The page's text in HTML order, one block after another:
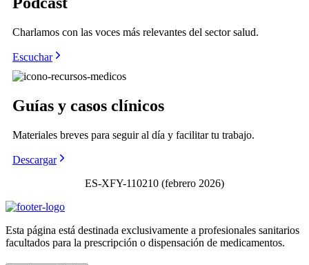
Charlamos con las voces más relevantes del sector salud.
Escuchar
Guías y casos clínicos
Materiales breves para seguir al día y facilitar tu trabajo.
Descargar
ES-XFY-110210 (febrero 2026)
Esta página está destinada exclusivamente a profesionales sanitarios
facultados para la prescripción o dispensación de medicamentos.